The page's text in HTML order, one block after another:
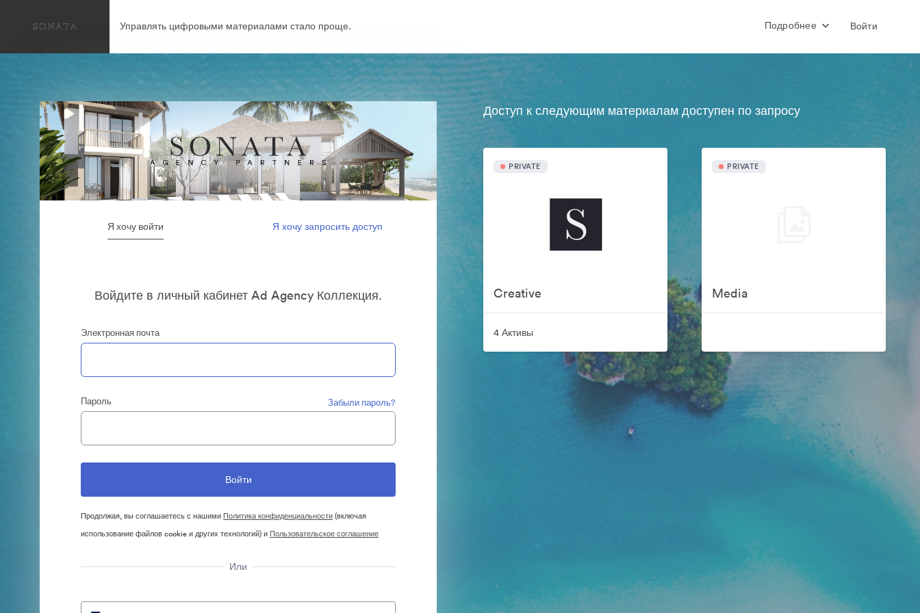
Управлять цифровыми материалами стало проще. Подробнее Войти
Я хочу войти Я хочу запросить доступ
Войдите в личный кабинет Ad Agency Коллекция.
Электронная почта
Пароль Забыли пароль?
Продолжая, вы соглашаетесь с нашими Политика конфиденциальности(включая
использование файлов cookie и других технологий) и Пользовательское соглашение
Или
Доступ к следующим материалам доступен по запросу
PRIVATE
Creative
4 Активы
PRIVATE
Media